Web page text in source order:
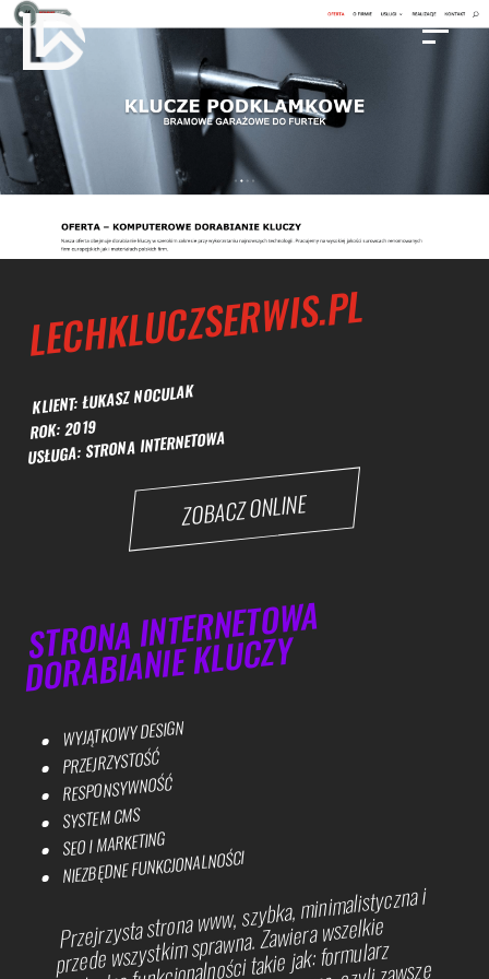
LECHKLUCZSERWIS.PL
KLIENT: ŁUKASZ NOCULAK
ROK: 2019
USŁUGA: STRONA INTERNETOWA
ZOBACZ ONLINE
STRONA INTERNETOWA
DORABIANIE KLUCZY
WYJĄTKOWY DESIGN
PRZEJRZYSTOŚĆ
RESPONSYWNOŚĆ
SYSTEM CMS
SEO I MARKETING
NIEZBĘDNE FUNKCJONALNOŚCI
Przejrzysta strona www, szybka, minimalistyczna i
przede wszystkim sprawna. Zawiera wszelkie